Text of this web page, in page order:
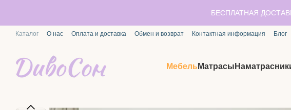
БЕСПЛАТНАЯ
Каталог О нас Оплата и доставка Обмен и возврат Контактная информация Блог
Мебель Матрасы